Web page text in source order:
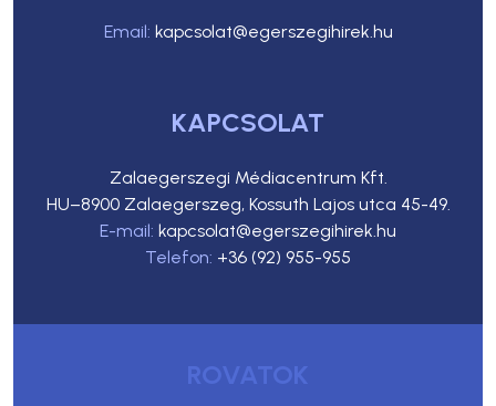
Email: kapcsolat@egerszegihirek.hu
KAPCSOLAT
Zalaegerszegi Médiacentrum Kft.
HU–8900 Zalaegerszeg, Kossuth Lajos utca 45-49.
E-mail: kapcsolat@egerszegihirek.hu
Telefon: +36 (92) 955-955
ROVATOK